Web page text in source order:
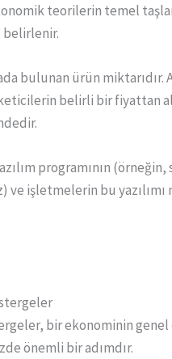
teorilerin temel
belirlenir.
bulunan ürün
belirli bir fiyattan
programının
ve işletmelerin bu
bir ekonominin
önemli bir adımdır.